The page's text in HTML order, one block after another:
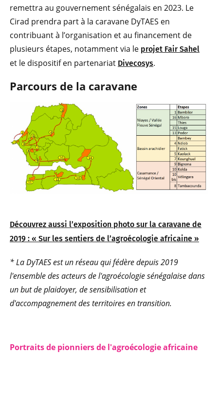
remettra au gouvernement sénégalais en 2023. Le
Cirad prendra part à la caravane DyTAES en
contribuant à l’organisation et au financement de
plusieurs étapes, notamment via le projet Fair Sahel
et le dispositif en partenariat Divecosys.
Parcours de la caravane
Découvrez aussi l’exposition photo sur la caravane de
2019 : « Sur les sentiers de l’agroécologie africaine »
* La DyTAES est un réseau qui fédère depuis 2019
l'ensemble des acteurs de l'agroécologie sénégalaise dans
un but de plaidoyer, de sensibilisation et
d'accompagnement des territoires en transition.
Portraits de pionniers de l'agroécologie africaine